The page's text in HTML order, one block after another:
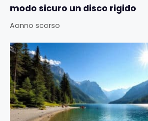
modo sicuro un disco rigido
Aanno scorso